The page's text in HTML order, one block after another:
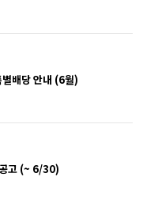
탁(주식) 상품출시 안내
배당 안내 (6월)
고 (~ 6/30)